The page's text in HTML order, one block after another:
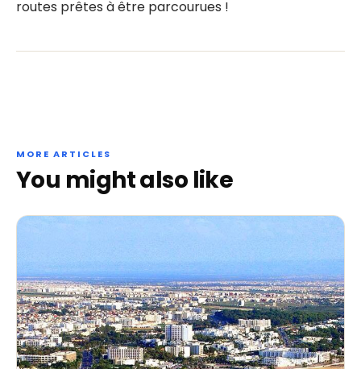
routes prêtes à être parcourues !
MORE ARTICLES
You might also like